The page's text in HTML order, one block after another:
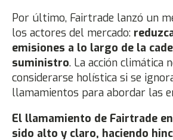
Por último, Fairtrade lanzó un
los actores del mercado:
emisiones a lo largo de la
suministro. La acción climática
considerarse holística si se
llamamientos para abordar las
El llamamiento de Fairtrade en
sido alto y claro, haciendo